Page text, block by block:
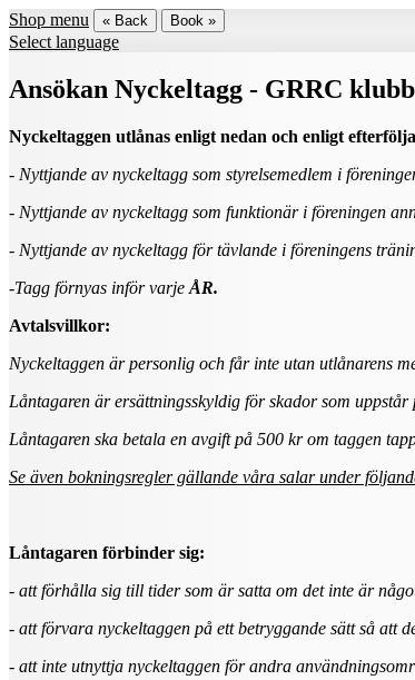
Shop menu « Back Book »
Select language
Ansökan Nyckeltagg - GRRC
Nyckeltaggen utlånas enligt nedan och enligt
- Nyttjande av nyckeltagg som styrelsemedlem i
- Nyttjande av nyckeltagg som funktionär i föreningen
- Nyttjande av nyckeltagg för tävlande i föreningens
-Tagg förnyas inför varje ÅR.
Avtalsvillkor:
Nyckeltaggen är personlig och får inte utan utlånarens
Låntagaren är ersättningsskyldig för skador som
Låntagaren ska betala en avgift på 500 kr om taggen
Se även bokningsregler gällande våra salar under
Låntagaren förbinder sig:
- att förhålla sig till tider som är satta om det inte är
- att förvara nyckeltaggen på ett betryggande sätt så att
- att inte utnyttja nyckeltaggen för andra